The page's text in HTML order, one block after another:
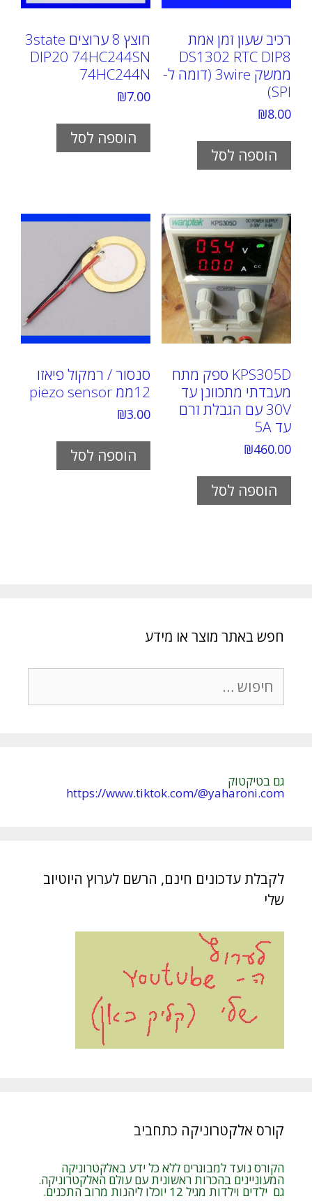
רכיב שעון זמן אמת
DS1302 RTC DIP8
ממשק 3wire (דומה ל-
SPI)
₪8.00
הוספה לסל
חוצץ 8 ערוצים 3state
DIP20 74HC244SN
74HC244N
₪7.00
הוספה לסל
KPS305D ספק מתח
מעבדתי מתכוונן עד
30V עם הגבלת זרם
עד 5A
₪460.00
הוספה לסל
סנסור / רמקול פיאזו
12ממ piezo sensor
₪3.00
הוספה לסל
חפש באתר מוצר או מידע
חיפוש:
גם בטיקטוק
https://www.tiktok.com/@yaharoni.com
לקבלת עדכונים חינם, הרשם לערוץ היוטיוב
שלי
קורס אלקטרוניקה כתחביב
הקורס נועד למבוגרים ללא כל ידע באלקטרוניקה
המעוניינים בהכרות ראשונית עם עולם האלקטרוניקה.
גם ילדים וילדות מגיל 12 יוכלו ליהנות מרוב התכנים.